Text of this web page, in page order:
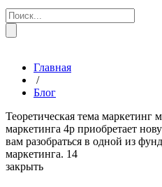
Главная
/
Блог
Теоретическая тема маркетинг
маркетинга 4р приобретает
вам разобраться в одной из
маркетинга. 14
закрыть